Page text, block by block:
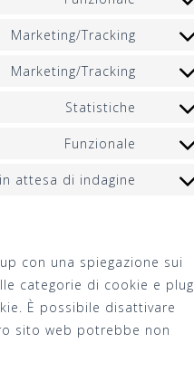
servizio
servizio
Marketing/Tracking
servizio
Marketing/Tracking
servizio
Statistiche
servizio
vimeo
Funzionale
servizio
attesa di indagine
gettext-
data-
con una spiegazione sui
categorie di cookie e
È possibile disattivare
sito web potrebbe non